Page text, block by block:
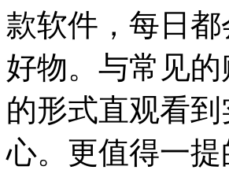
款软件，每日
好物。与常见
的形式直观看
心。更值得一